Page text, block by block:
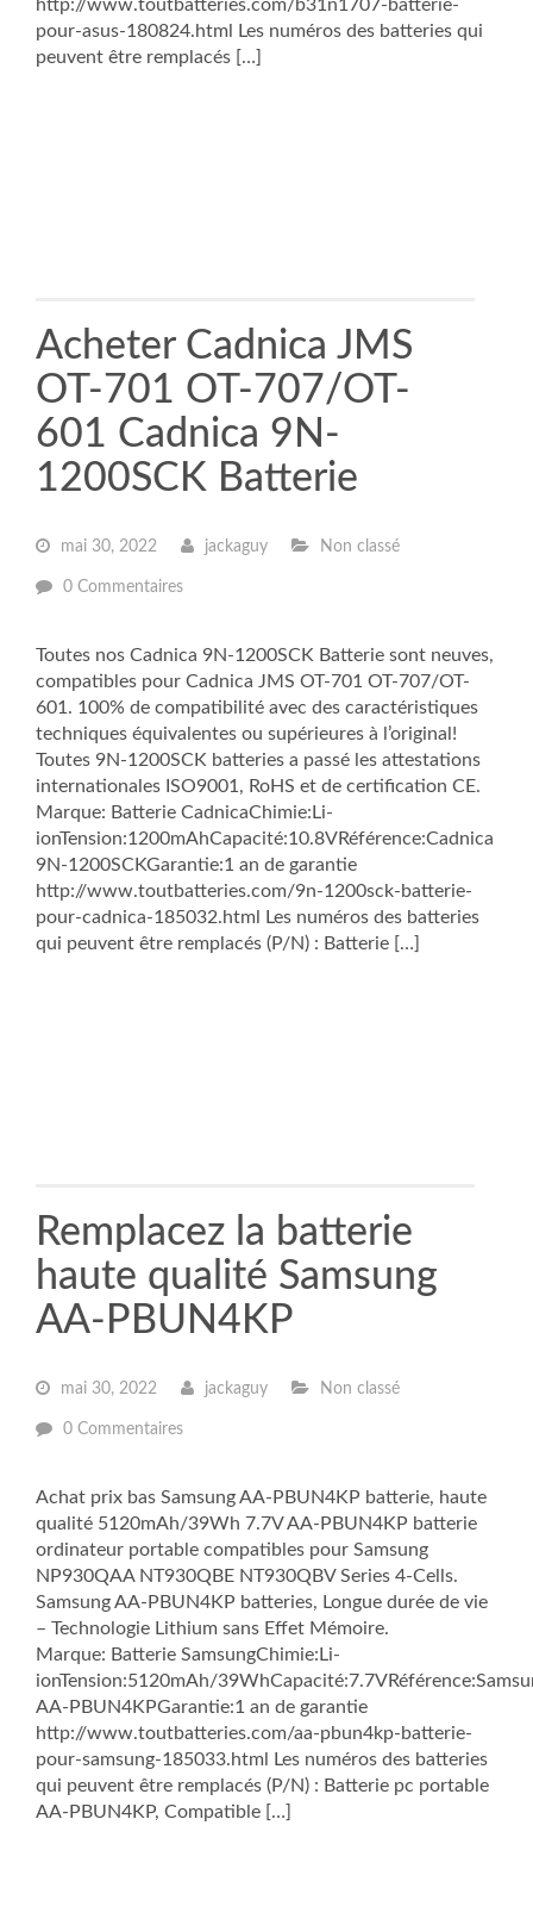
http://www.toutbatteries.com/b31n1707-batterie-
pour-asus-180824.html Les numéros des batteries qui
peuvent être remplacés […]
Acheter Cadnica JMS
OT-701 OT-707/OT-
601 Cadnica 9N-
1200SCK Batterie
mai 30, 2022 jackaguy Non classé
0 Commentaires
Toutes nos Cadnica 9N-1200SCK Batterie sont neuves,
compatibles pour Cadnica JMS OT-701 OT-707/OT-
601. 100% de compatibilité avec des caractéristiques
techniques équivalentes ou supérieures à l’original!
Toutes 9N-1200SCK batteries a passé les attestations
internationales ISO9001, RoHS et de certification CE.
Marque: Batterie CadnicaChimie:Li-
ionTension:1200mAhCapacité:10.8VRéférence:Cadnica
9N-1200SCKGarantie:1 an de garantie
http://www.toutbatteries.com/9n-1200sck-batterie-
pour-cadnica-185032.html Les numéros des batteries
qui peuvent être remplacés (P/N) : Batterie […]
Remplacez la batterie
haute qualité Samsung
AA-PBUN4KP
mai 30, 2022 jackaguy Non classé
0 Commentaires
Achat prix bas Samsung AA-PBUN4KP batterie, haute
qualité 5120mAh/39Wh 7.7V AA-PBUN4KP batterie
ordinateur portable compatibles pour Samsung
NP930QAA NT930QBE NT930QBV Series 4-Cells.
Samsung AA-PBUN4KP batteries, Longue durée de vie
– Technologie Lithium sans Effet Mémoire.
Marque: Batterie SamsungChimie:Li-
ionTension:5120mAh/
AA-PBUN4KPGarantie:1 an de garantie
http://www.toutbatteries.com/aa-pbun4kp-batterie-
pour-samsung-185033.html Les numéros des batteries
qui peuvent être remplacés (P/N) : Batterie pc portable
AA-PBUN4KP, Compatible […]